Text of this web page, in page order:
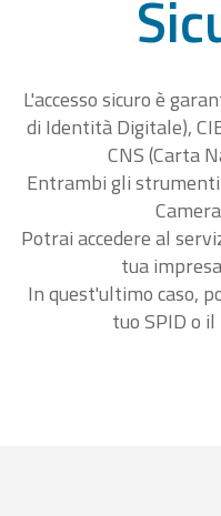
L'accesso sicuro è
di Identità Digitale),
CNS (Carta
Entrambi gli
Potrai accedere al
tua
In quest'ultimo caso,
tuo SPID o